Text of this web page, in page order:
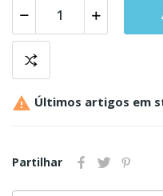
 Últimos artigos em
Partilhar